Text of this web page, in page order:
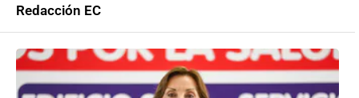
Redacción EC